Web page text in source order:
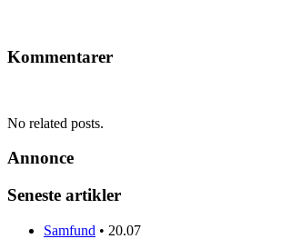
Kommentarer
No related posts.
Annonce
Seneste artikler
Samfund • 20.07